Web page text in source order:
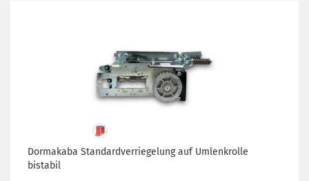
Dormakaba Standardverriegelung auf Umlenkrolle
bistabil